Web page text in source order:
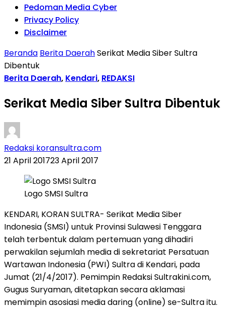
Pedoman Media Cyber
Privacy Policy
Disclaimer
Beranda Berita DaerahSerikat Media Siber Sultra
Dibentuk
Berita Daerah, Kendari, REDAKSI
Serikat Media Siber Sultra Dibentuk
Redaksi koransultra.com
21 April 201723 April 2017
Logo SMSI Sultra
KENDARI, KORAN SULTRA- Serikat Media Siber
Indonesia (SMSI) untuk Provinsi Sulawesi Tenggara
telah terbentuk dalam pertemuan yang dihadiri
perwakilan sejumlah media di sekretariat Persatuan
Wartawan Indonesia (PWI) Sultra di Kendari, pada
Jumat (21/4/2017). Pemimpin Redaksi Sultrakini.com,
Gugus Suryaman, ditetapkan secara aklamasi
memimpin asosiasi media daring (online) se-Sultra itu.